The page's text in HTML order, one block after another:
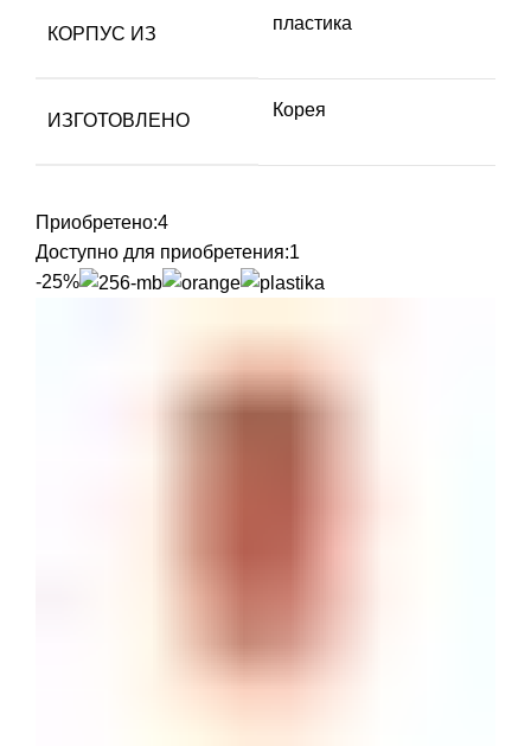
КОРПУС ИЗ
пластика
ИЗГОТОВЛЕНО
Корея
Приобретено:4
Доступно для приобретения:1
-25%